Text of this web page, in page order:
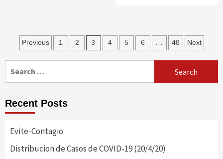
Posts
navigation
Previous 1 2 3 4 5 6 … 48 Next
Recent Posts
Evite-Contagio
Distribucion de Casos de COVID-19 (20/4/20)